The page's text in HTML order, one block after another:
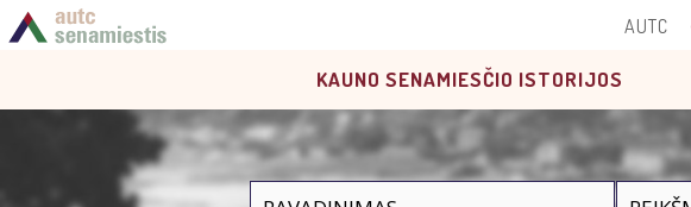
AUTC
KAUNO SENAMIESČIO ISTORIJOS